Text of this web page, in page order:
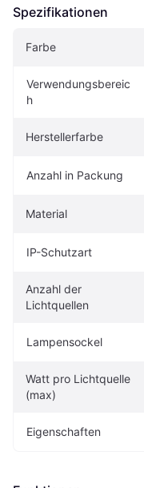
Spezifikationen
Farbe
Verwendungsbereic
h
Herstellerfarbe
Anzahl in Packung
Material
IP-Schutzart
Anzahl der
Lichtquellen
Lampensockel
Watt pro Lichtquelle
(max)
Eigenschaften